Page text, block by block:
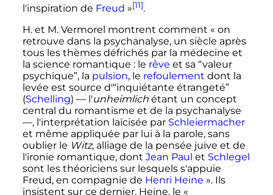
l'inspiration de Freud »[11].
H. et M. Vermorel montrent comment « on
retrouve dans la psychanalyse, un siècle après
tous les thèmes défrichés par la médecine et
la science romantique : le rêve et sa “valeur
psychique”, la pulsion, le refoulement dont la
levée est source d'“inquiétante étrangeté”
(Schelling) — l'unheimlichétant un concept
central du romantisme et de la psychanalyse
—, l'interprétation laïcisée par Schleiermacher
et même appliquée par lui à la parole, sans
oublier le Witz, alliage de la pensée juive et de
l'ironie romantique, dont Jean Paul et Schlegel
sont les théoriciens sur lesquels s'appuie
Freud, en compagnie de Henri Heine ». Ils
insistent sur ce dernier, Heine, le «